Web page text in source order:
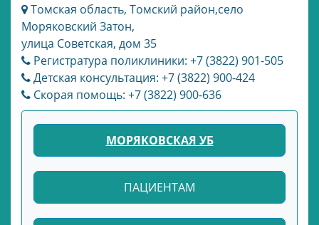
Томская область, Томский район,село
Моряковский Затон,
улица Советская, дом 35
Регистратура поликлиники: +7 (3822) 901-505
Детская консультация: +7 (3822) 900-424
Скорая помощь: +7 (3822) 900-636
МОРЯКОВСКАЯ УБ
ПАЦИЕНТАМ